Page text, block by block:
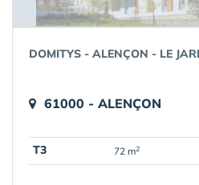
DOMITYS - ALENÇON - LE
61000 - ALENÇON
T3 72 m2